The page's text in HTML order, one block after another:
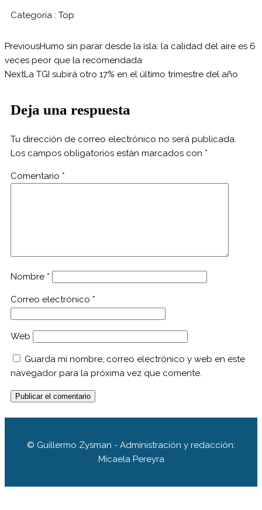
Categoría : Top
PreviousHumo sin parar desde la isla: la calidad del aire es 6
veces peor que la recomendada
NextLa TGI subirá otro 17% en el último trimestre del año
Deja una respuesta
Tu dirección de correo electrónico no será publicada.
Los campos obligatorios están marcados con *
Comentario *
Nombre *
Correo electrónico *
Web
Guarda mi nombre, correo electrónico y web en este
navegador para la próxima vez que comente.
© Guillermo Zysman - Administración y redacción:
Micaela Pereyra